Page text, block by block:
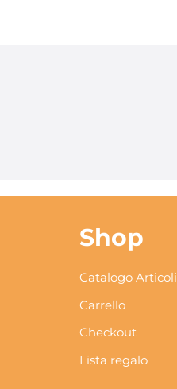
Shop
Catalogo Articoli
Carrello
Checkout
Lista regalo